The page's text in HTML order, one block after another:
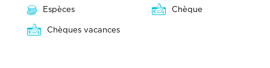
Espèces
Chèque
Chèques vacances